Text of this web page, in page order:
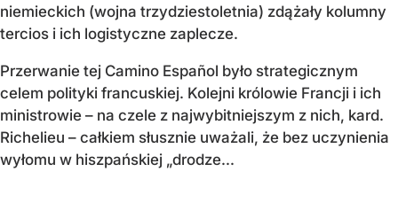
niemieckich (wojna trzydziestoletnia) zdążały kolumny
tercios i ich logistyczne zaplecze.
Przerwanie tej Camino Español było strategicznym
celem polityki francuskiej. Kolejni królowie Francji i ich
ministrowie – na czele z najwybitniejszym z nich, kard.
Richelieu – całkiem słusznie uważali, że bez uczynienia
wyłomu w hiszpańskiej „drodze...